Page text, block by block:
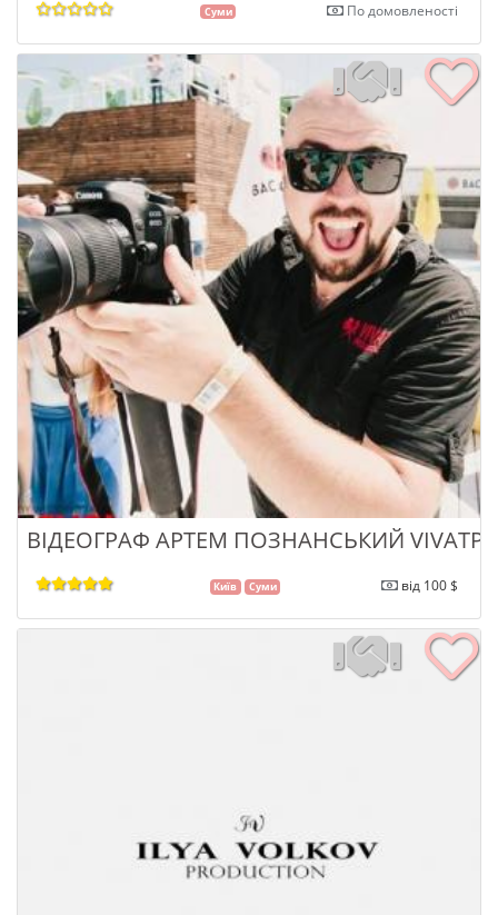
Суми По домовленості
ВІДЕОГРАФ АРТЕМ ПОЗНАНСЬКИЙ
Київ Суми від 100 $